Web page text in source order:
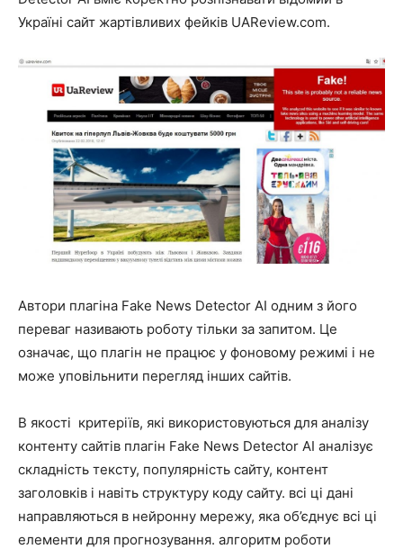
Україні сайт жартівливих фейків UAReview.com.
Автори плагіна Fake News Detector AI одним з його
переваг називають роботу тільки за запитом. Це
означає, що плагін не працює у фоновому режимі і не
може уповільнити перегляд інших сайтів.
В якості критеріїв, які використовуються для аналізу
контенту сайтів плагін Fake News Detector AI аналізує
складність тексту, популярність сайту, контент
заголовків і навіть структуру коду сайту. всі ці дані
направляються в нейронну мережу, яка об’єднує всі ці
елементи для прогнозування. алгоритм роботи